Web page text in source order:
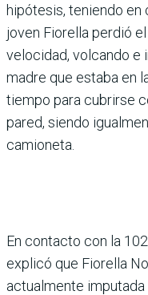
hipótesis, teniendo en
joven Fiorella perdió
velocidad, volcando e
madre que estaba en
tiempo para cubrirse
pared, siendo
camioneta.
En contacto con la
explicó que Fiorella
actualmente